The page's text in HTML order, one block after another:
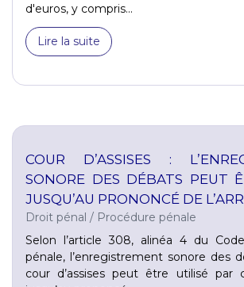
d'euros, y compris...
Lire la suite
COUR D’ASSISES :
SONORE DES DÉBATS PEUT
JUSQU’AU PRONONCÉ DE
Droit pénal / Procédure pénale
Selon l’article 308, alinéa 4 du
pénale, l’enregistrement sonore des
cour d’assises peut être utilisé par